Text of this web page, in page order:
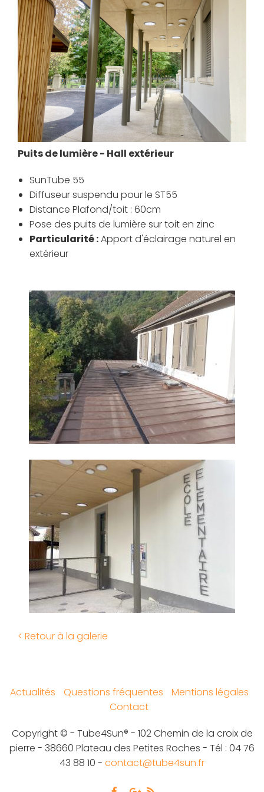
Puits de lumière - Hall extérieur
SunTube 55
Diffuseur suspendu pour le ST55
Distance Plafond/toit : 60cm
Pose des puits de lumière sur toit en zinc
Particularité :Apport d'éclairage naturel en
extérieur
< Retour à la galerie
Actualités Questions fréquentes
Mentions légales
Contact
Copyright © - Tube4Sun® - 102 Chemin de la croix de
pierre - 38660 Plateau des Petites Roches - Tél : 04 76
43 88 10 - contact@tube4sun.fr